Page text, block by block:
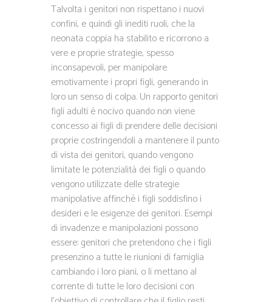
Talvolta i genitori non rispettano i nuovi
confini, e quindi gli inediti ruoli, che la
neonata coppia ha stabilito e ricorrono a
vere e proprie strategie, spesso
inconsapevoli, per manipolare
emotivamente i propri figli, generando in
loro un senso di colpa. Un rapporto genitori
figli adulti è nocivo quando non viene
concesso ai figli di prendere delle decisioni
proprie costringendoli a mantenere il punto
di vista dei genitori, quando vengono
limitate le potenzialità dei figli o quando
vengono utilizzate delle strategie
manipolative affinchè i figli soddisfino i
desideri e le esigenze dei genitori. Esempi
di invadenze e manipolazioni possono
essere: genitori che pretendono che i figli
presenzino a tutte le riunioni di famiglia
cambiando i loro piani, o li mettano al
corrente di tutte le loro decisioni con